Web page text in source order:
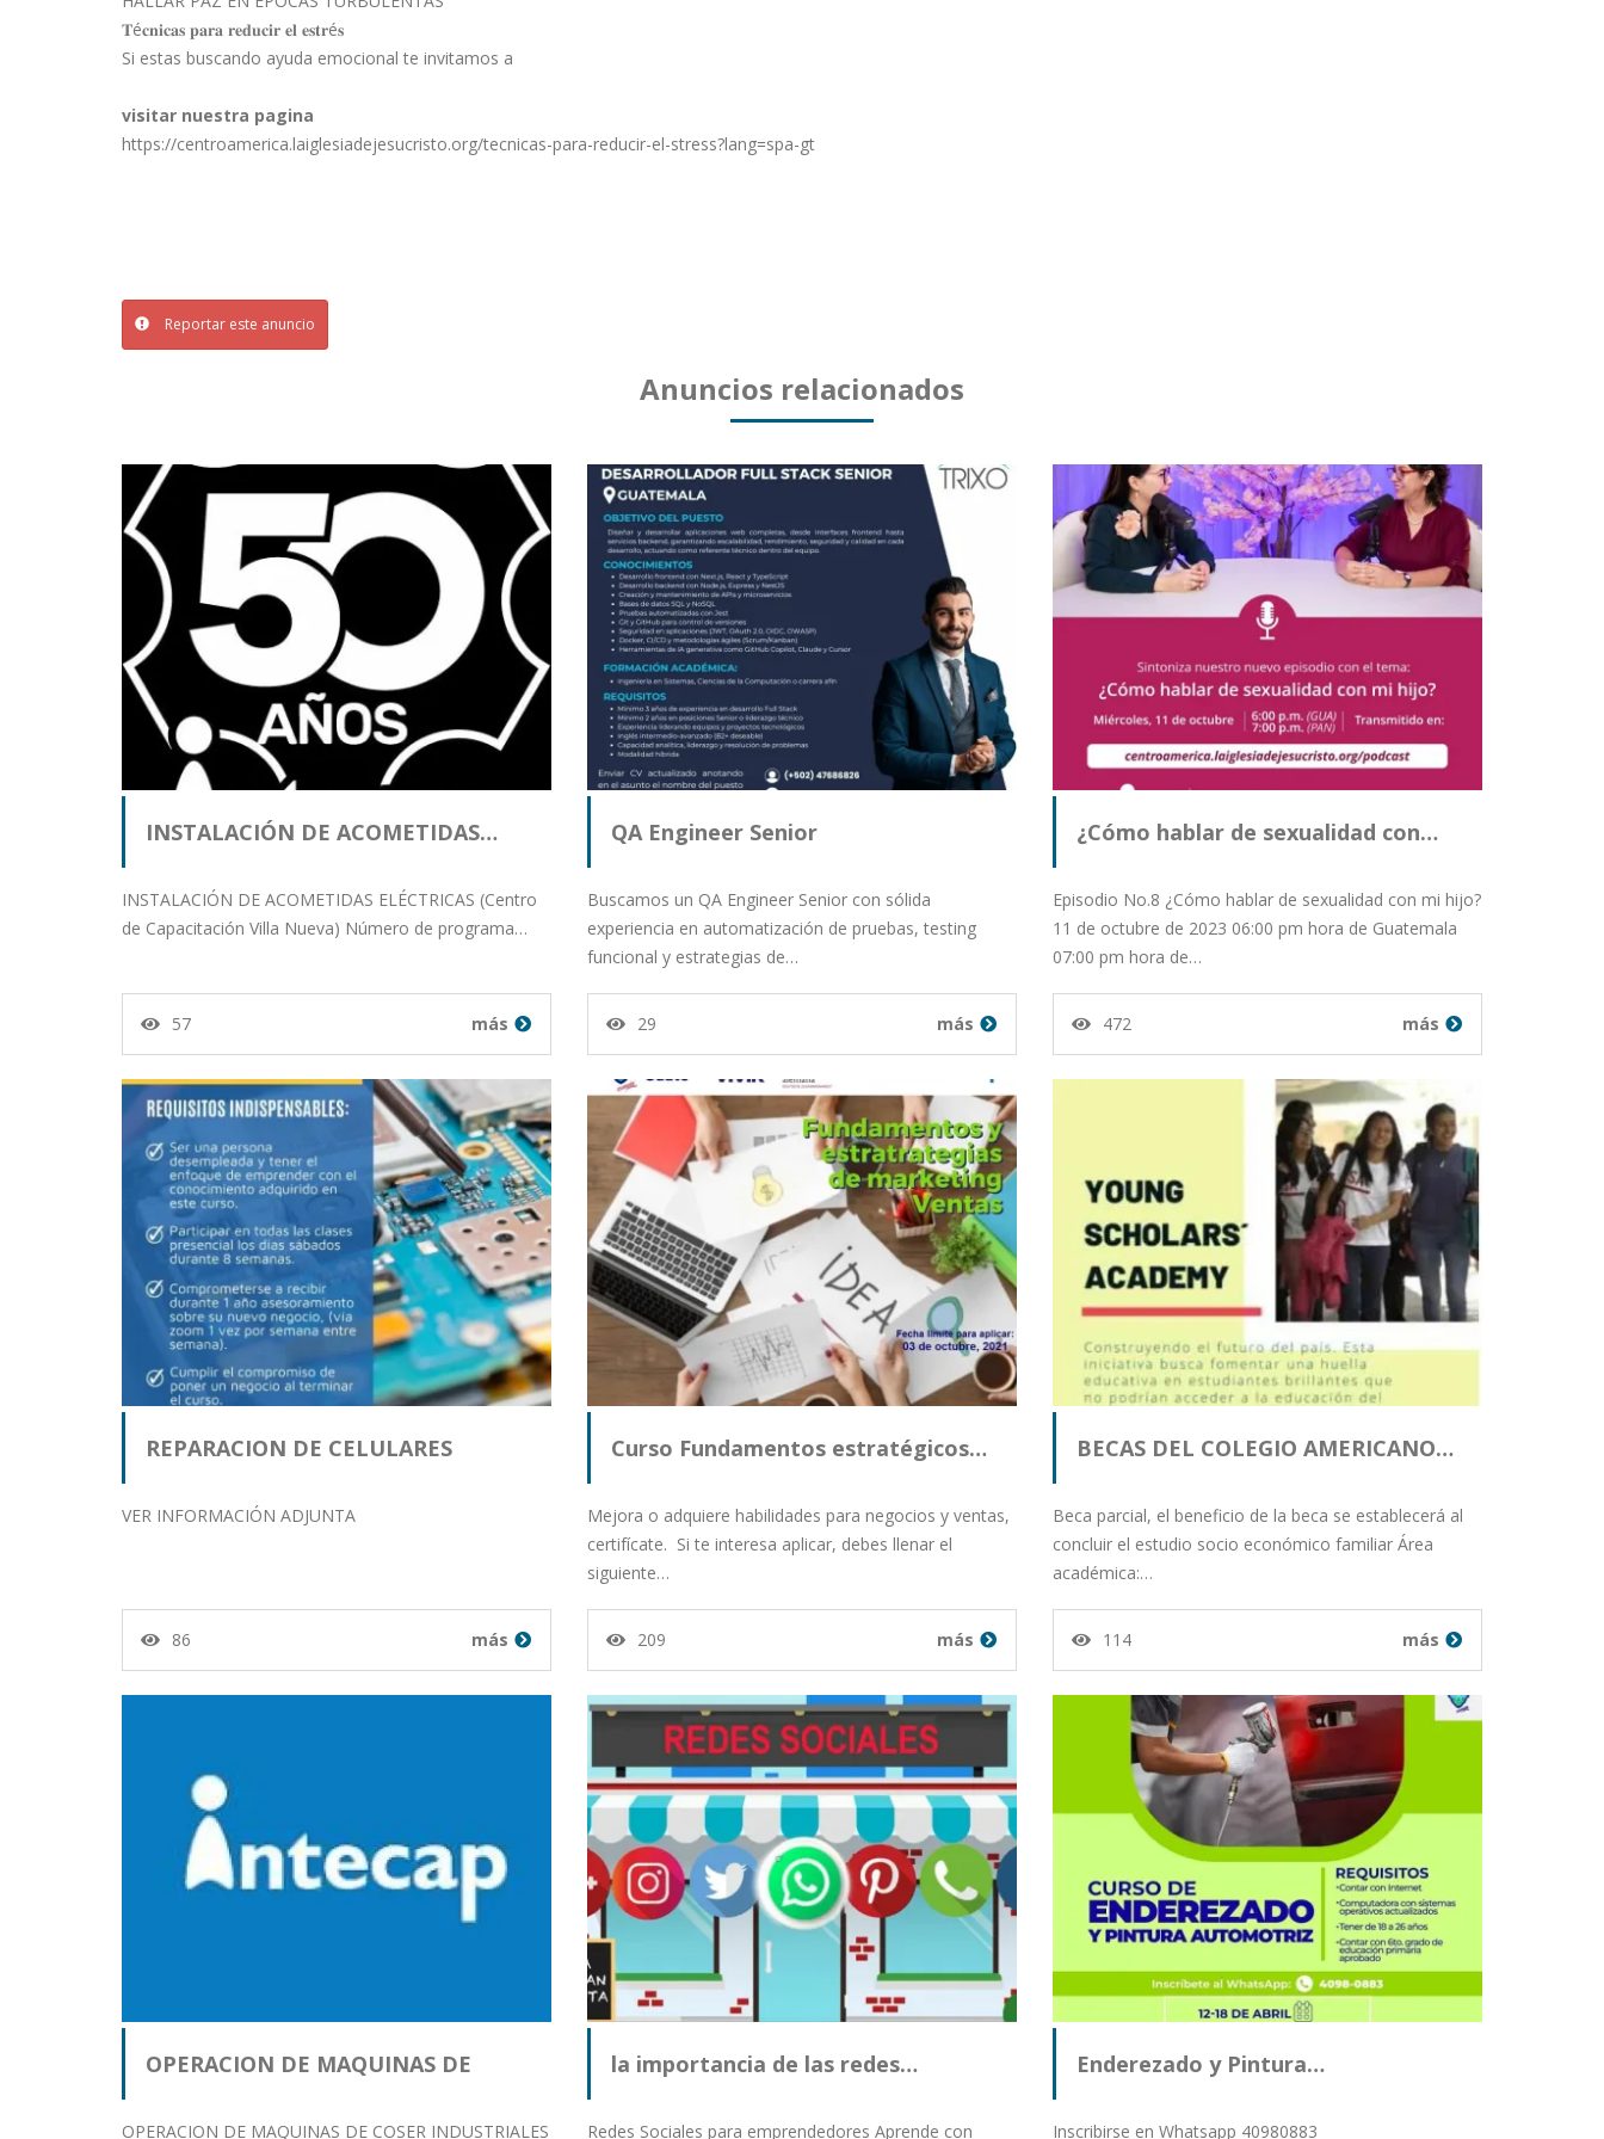
𝐓é𝐜𝐧𝐢𝐜𝐚𝐬 𝐩𝐚𝐫𝐚 𝐫𝐞𝐝𝐮𝐜𝐢𝐫 𝐞𝐥 𝐞𝐬𝐭𝐫é𝐬
Si estas buscando ayuda emocional te invitamos a
visitar nuestra pagina
https://centroamerica.laiglesiadejesucristo.org/tecnicas-para-reducir-el-stress?lang=spa-gt
Reportar este anuncio
Anuncios relacionados
INSTALACIÓN DE ACOMETIDAS…
INSTALACIÓN DE ACOMETIDAS ELÉCTRICAS (Centro
de Capacitación Villa Nueva) Número de programa…
57 más
QA Engineer Senior
Buscamos un QA Engineer Senior con sólida
experiencia en automatización de pruebas, testing
funcional y estrategias de…
29 más
¿Cómo hablar de sexualidad con…
Episodio No.8 ¿Cómo hablar de sexualidad con mi hijo?
11 de octubre de 2023 06:00 pm hora de Guatemala
07:00 pm hora de…
472 más
REPARACION DE CELULARES
VER INFORMACIÓN ADJUNTA
86 más
Curso Fundamentos estratégicos…
Mejora o adquiere habilidades para negocios y ventas,
certifícate. Si te interesa aplicar, debes llenar el
siguiente…
209 más
BECAS DEL COLEGIO AMERICANO…
Beca parcial, el beneficio de la beca se establecerá al
concluir el estudio socio económico familiar Área
académica:…
114 más
OPERACION DE MAQUINAS DE
OPERACION DE MAQUINAS DE COSER INDUSTRIALES
la importancia de las redes…
Redes Sociales para emprendedores Aprende con
Enderezado y Pintura…
Inscribirse en Whatsapp 40980883